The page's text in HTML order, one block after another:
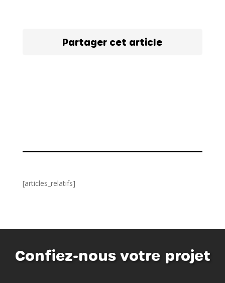
Partager cet article
[articles_relatifs]
Confiez-nous votre projet